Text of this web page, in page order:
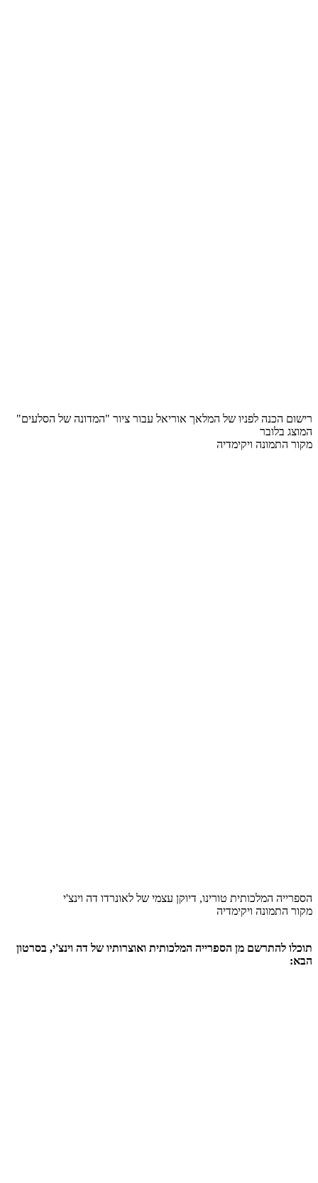
רישום הכנה לפניו של המלאך אוריאל עבור ציור "המדונה של הסלעים"
המוצג בלובר
מקור התמונה ויקימדיה
הספרייה המלכותית טורינו, דיוקן עצמי של לאונרדו דה וינצ'י
מקור התמונה ויקימדיה
תוכלו להתרשם מן הספרייה המלכותית ואוצרותיו של דה וינצ'י, בסרטון
הבא: